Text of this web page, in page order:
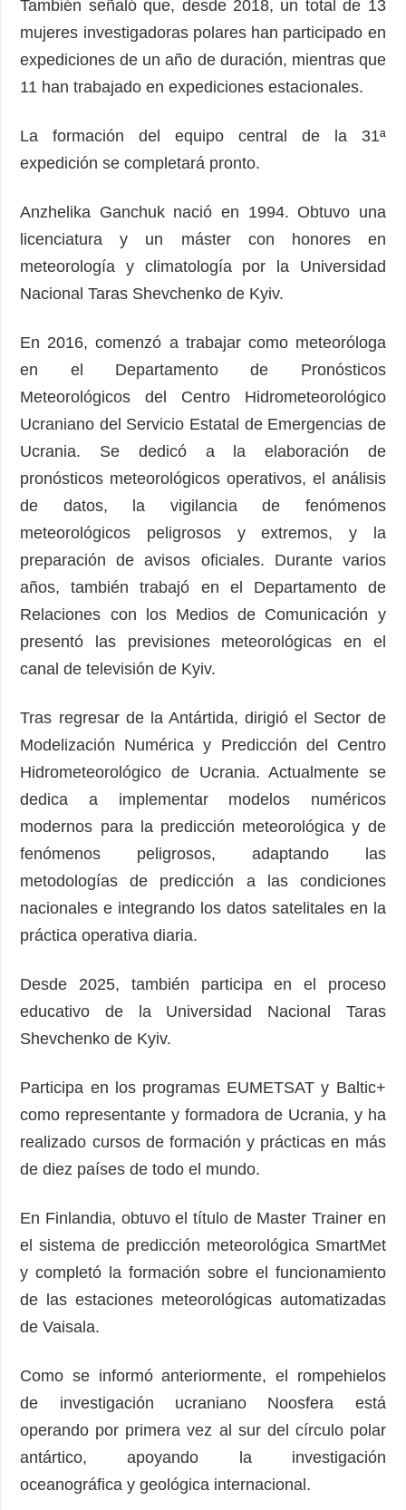
También señaló que, desde 2018, un total de 13
mujeres investigadoras polares han participado en
expediciones de un año de duración, mientras que
11 han trabajado en expediciones estacionales.
La formación del equipo central de la 31ª
expedición se completará pronto.
Anzhelika Ganchuk nació en 1994. Obtuvo una
licenciatura y un máster con honores en
meteorología y climatología por la Universidad
Nacional Taras Shevchenko de Kyiv.
En 2016, comenzó a trabajar como meteoróloga
en el Departamento de Pronósticos
Meteorológicos del Centro Hidrometeorológico
Ucraniano del Servicio Estatal de Emergencias de
Ucrania. Se dedicó a la elaboración de
pronósticos meteorológicos operativos, el análisis
de datos, la vigilancia de fenómenos
meteorológicos peligrosos y extremos, y la
preparación de avisos oficiales. Durante varios
años, también trabajó en el Departamento de
Relaciones con los Medios de Comunicación y
presentó las previsiones meteorológicas en el
canal de televisión de Kyiv.
Tras regresar de la Antártida, dirigió el Sector de
Modelización Numérica y Predicción del Centro
Hidrometeorológico de Ucrania. Actualmente se
dedica a implementar modelos numéricos
modernos para la predicción meteorológica y de
fenómenos peligrosos, adaptando las
metodologías de predicción a las condiciones
nacionales e integrando los datos satelitales en la
práctica operativa diaria.
Desde 2025, también participa en el proceso
educativo de la Universidad Nacional Taras
Shevchenko de Kyiv.
Participa en los programas EUMETSAT y Baltic+
como representante y formadora de Ucrania, y ha
realizado cursos de formación y prácticas en más
de diez países de todo el mundo.
En Finlandia, obtuvo el título de Master Trainer en
el sistema de predicción meteorológica SmartMet
y completó la formación sobre el funcionamiento
de las estaciones meteorológicas automatizadas
de Vaisala.
Como se informó anteriormente, el rompehielos
de investigación ucraniano Noosfera está
operando por primera vez al sur del círculo polar
antártico, apoyando la investigación
oceanográfica y geológica internacional.